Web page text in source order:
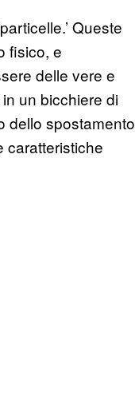
Queste
fisico, e
delle vere e
un bicchiere di
dello spostamento
caratteristiche